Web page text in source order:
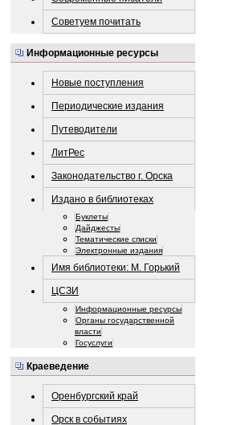
Советуем почитать
Информационные ресурсы
Новые поступления
Периодические издания
Путеводители
ЛитРес
Законодательство г. Орска
Издано в библиотеках
Буклеты
Дайджесты
Тематические списки
Электронные издания
Имя библиотеки: М. Горький
ЦСЗИ
Информационные ресурсы
Органы государственной
власти
Госуслуги
Краеведение
Оренбургский край
Орск в событиях